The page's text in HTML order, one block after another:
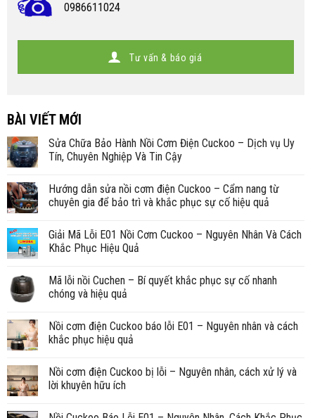
0986611024
Tư vấn & báo giá
BÀI VIẾT MỚI
Sửa Chữa Bảo Hành Nồi Cơm Điện Cuckoo – Dịch vụ Uy
Tín, Chuyên Nghiệp Và Tin Cậy
Hướng dẫn sửa nồi cơm điện Cuckoo – Cẩm nang từ
chuyên gia để bảo trì và khắc phục sự cố hiệu quả
Giải Mã Lỗi E01 Nồi Cơm Cuckoo – Nguyên Nhân Và Cách
Khắc Phục Hiệu Quả
Mã lỗi nồi Cuchen – Bí quyết khắc phục sự cố nhanh
chóng và hiệu quả
Nồi cơm điện Cuckoo báo lỗi E01 – Nguyên nhân và cách
khắc phục hiệu quả
Nồi cơm điện Cuckoo bị lỗi – Nguyên nhân, cách xử lý và
lời khuyên hữu ích